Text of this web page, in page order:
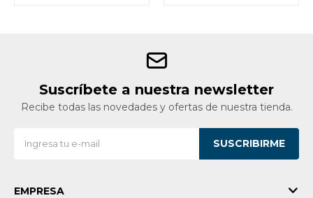
Suscríbete a nuestra newsletter
Recibe todas las novedades y ofertas de nuestra tienda.
SUSCRIBIRME
EMPRESA